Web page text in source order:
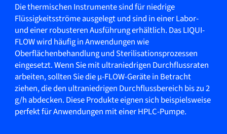
Die thermischen Instrumente sind für niedrige
Flüssigkeitsströme ausgelegt und sind in einer Labor-
und einer robusteren Ausführung erhältlich. Das LIQUI-
FLOW wird häufig in Anwendungen wie
Oberflächenbehandlung und Sterilisationsprozessen
eingesetzt. Wenn Sie mit ultraniedrigen Durchflussraten
arbeiten, sollten Sie die µ-FLOW-Geräte in Betracht
ziehen, die den ultraniedrigen Durchflussbereich bis zu 2
g/h abdecken. Diese Produkte eignen sich beispielsweise
perfekt für Anwendungen mit einer HPLC-Pumpe.